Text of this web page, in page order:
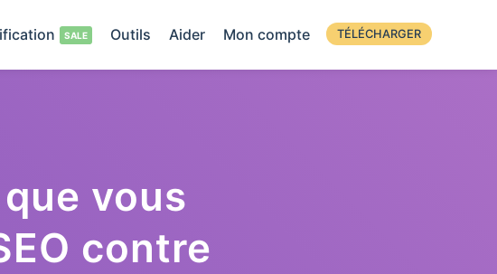
Outils Aider Mon compte TÉLÉCHARGER
vous
contre